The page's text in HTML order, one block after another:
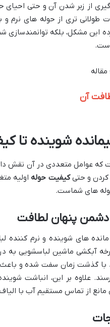
از زبر شدن آن و حتی
طولانی تری از حوله های نرم
این مشکل، بلکه توانمندسازی
شوینده تا
عوامل متعددی در آن نقش
کردن و حتیکیفیت حوله اولیه
های شماست.
دشمن پنهان لطافت
مانده های شوینده و نرم
آبکشی ماشین لباسشویی به
با گذشت زمان سفت شده و
علاوه بر این، انباشت
مانع از تماس مستقیم آب با